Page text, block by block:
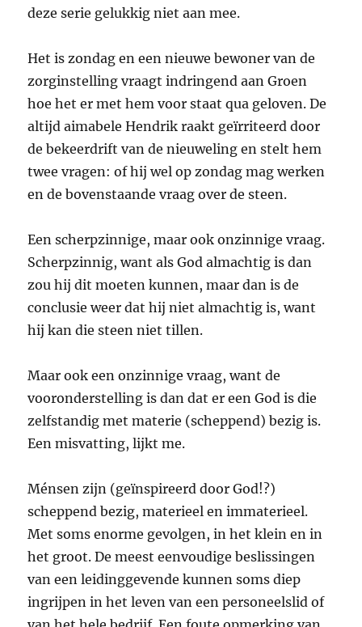
deze serie gelukkig niet aan mee.
Het is zondag en een nieuwe bewoner van de
zorginstelling vraagt indringend aan Groen
hoe het er met hem voor staat qua geloven. De
altijd aimabele Hendrik raakt geïrriteerd door
de bekeerdrift van de nieuweling en stelt hem
twee vragen: of hij wel op zondag mag werken
en de bovenstaande vraag over de steen.
Een scherpzinnige, maar ook onzinnige vraag.
Scherpzinnig, want als God almachtig is dan
zou hij dit moeten kunnen, maar dan is de
conclusie weer dat hij niet almachtig is, want
hij kan die steen niet tillen.
Maar ook een onzinnige vraag, want de
vooronderstelling is dan dat er een God is die
zelfstandig met materie (scheppend) bezig is.
Een misvatting, lijkt me.
Ménsen zijn (geïnspireerd door God!?)
scheppend bezig, materieel en immaterieel.
Met soms enorme gevolgen, in het klein en in
het groot. De meest eenvoudige beslissingen
van een leidinggevende kunnen soms diep
ingrijpen in het leven van een personeelslid of